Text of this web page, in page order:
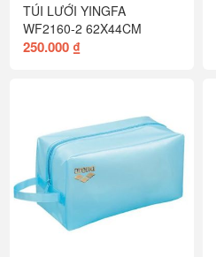
TÚI LƯỚI YINGFA
WF2160-2 62X44CM
250.000 ₫